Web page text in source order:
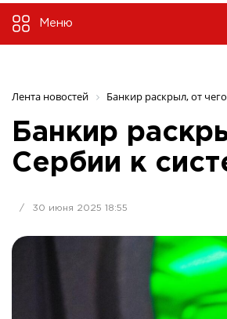
Меню
Лента новостей Банкир раскрыл, от
Банкир
Сербии к
/ 30 июня 2025 18:55